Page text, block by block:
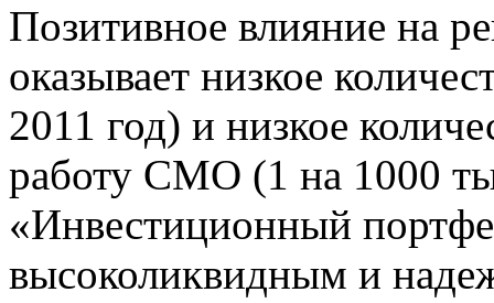
Позитивное влияние на
оказывает низкое
2011 год) и низкое
работу СМО (1 на 1000
«Инвестиционный
высоколиквидным и